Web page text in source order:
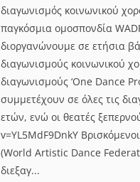
διαγωνισμός κοινωνικού
παγκόσμια ομοσπονδία
διοργανώνουμε σε ετήσια
διαγωνισμούς κοινωνικού
διαγωνισμούς ‘One Dance
συμμετέχουν σε όλες τις
ετών, ενώ οι θεατές
v=YL5MdF9DnkY
(World Artistic Dance
διεξαγ...